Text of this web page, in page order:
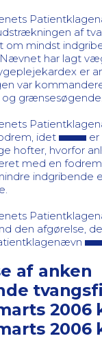
af
om mindst
har lagt
er
var
grænsesøgende.
idet
hofter, hvorfor
med en
indgribende
den afgørelse,
af anken
2006
2006